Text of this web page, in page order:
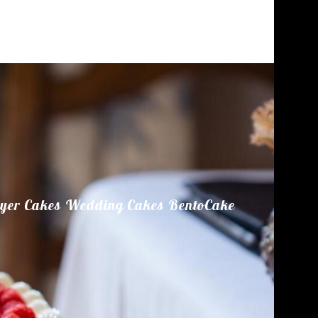
Cakes Wedding Cakes BentoCake